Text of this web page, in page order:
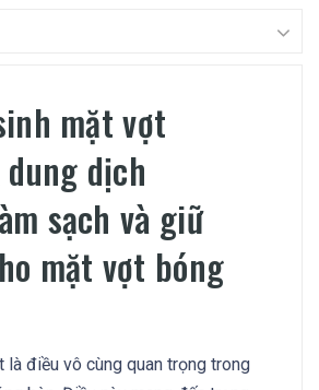
mặt vợt
dịch
sạch và giữ
mặt vợt bóng
là điều vô cùng quan trọng trong